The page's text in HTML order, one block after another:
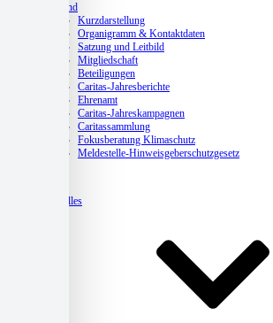
Verband
Kurzdarstellung
Organigramm & Kontaktdaten
Satzung und Leitbild
Mitgliedschaft
Beteiligungen
Caritas-Jahresberichte
Ehrenamt
Caritas-Jahreskampagnen
Caritassammlung
Fokusberatung Klimaschutz
Meldestelle-Hinweisgeberschutzgesetz
Aktuelles